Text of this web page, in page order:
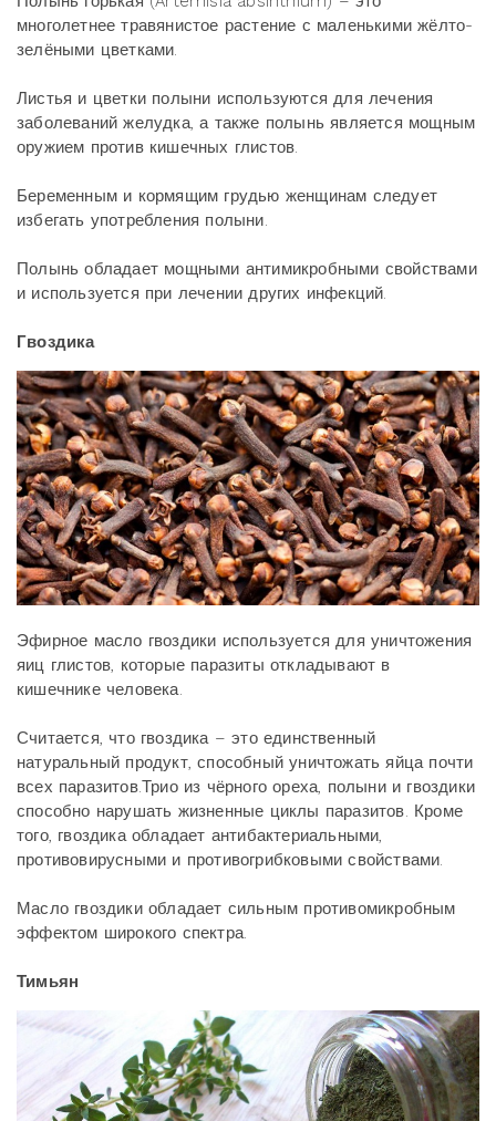
многолетнее травянистое растение с маленькими жёлто-
зелёными цветками.
Листья и цветки полыни используются для лечения
заболеваний желудка, а также полынь является мощным
оружием против кишечных глистов.
Беременным и кормящим грудью женщинам следует
избегать употребления полыни.
Полынь обладает мощными антимикробными свойствами
и используется при лечении других инфекций.
Гвоздика
Эфирное масло гвоздики используется для уничтожения
яиц глистов, которые паразиты откладывают в
кишечнике человека.
Считается, что гвоздика – это единственный
натуральный продукт, способный уничтожать яйца почти
всех паразитов.Трио из чёрного ореха, полыни и гвоздики
способно нарушать жизненные циклы паразитов. Кроме
того, гвоздика обладает антибактериальными,
противовирусными и противогрибковыми свойствами.
Масло гвоздики обладает сильным противомикробным
эффектом широкого спектра.
Тимьян